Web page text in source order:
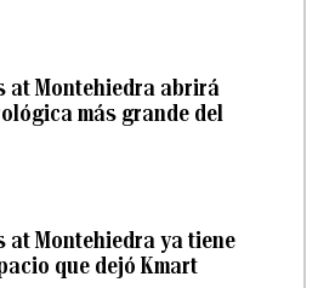
at Montehiedra abrirá
más grande del
at Montehiedra ya tiene
que dejó Kmart